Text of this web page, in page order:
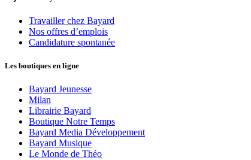
Travailler chez Bayard
Nos offres d’emplois
Candidature spontanée
Les boutiques en ligne
Bayard Jeunesse
Milan
Librairie Bayard
Boutique Notre Temps
Bayard Media Développement
Bayard Musique
Le Monde de Théo